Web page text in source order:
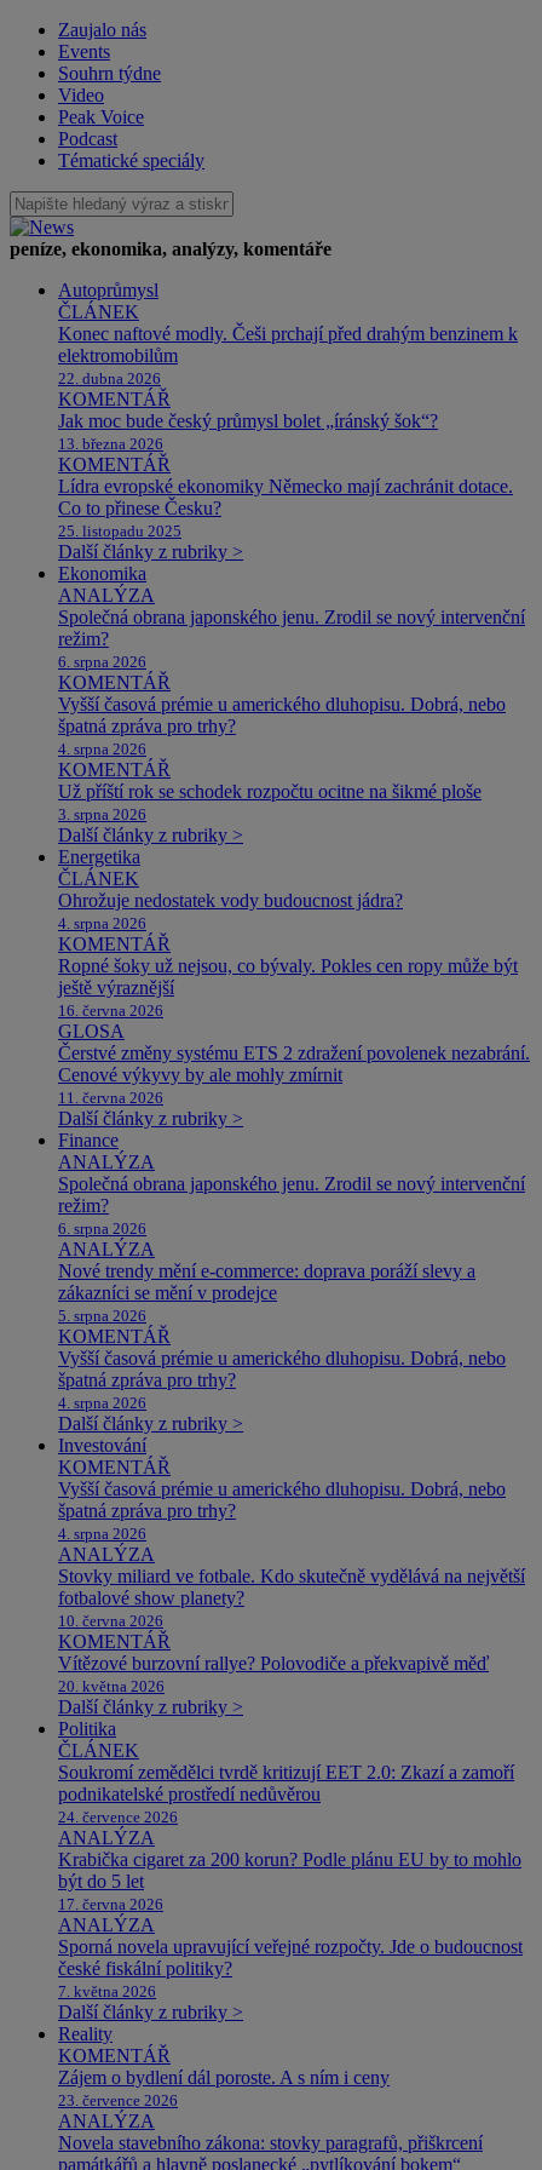
Zaujalo nás
Events
Souhrn týdne
Video
Peak Voice
Podcast
Tématické speciály
peníze, ekonomika, analýzy, komentáře
Autoprůmysl
ČLÁNEK
Konec naftové modly. Češi prchají před drahým benzinem k
elektromobilům
22. dubna 2026
KOMENTÁŘ
Jak moc bude český průmysl bolet „íránský šok“?
13. března 2026
KOMENTÁŘ
Lídra evropské ekonomiky Německo mají zachránit dotace.
Co to přinese Česku?
25. listopadu 2025
Další články z rubriky >
Ekonomika
ANALÝZA
Společná obrana japonského jenu. Zrodil se nový intervenční
režim?
6. srpna 2026
KOMENTÁŘ
Vyšší časová prémie u amerického dluhopisu. Dobrá, nebo
špatná zpráva pro trhy?
4. srpna 2026
KOMENTÁŘ
Už příští rok se schodek rozpočtu ocitne na šikmé ploše
3. srpna 2026
Další články z rubriky >
Energetika
ČLÁNEK
Ohrožuje nedostatek vody budoucnost jádra?
4. srpna 2026
KOMENTÁŘ
Ropné šoky už nejsou, co bývaly. Pokles cen ropy může být
ještě výraznější
16. června 2026
GLOSA
Čerstvé změny systému ETS 2 zdražení povolenek nezabrání.
Cenové výkyvy by ale mohly zmírnit
11. června 2026
Další články z rubriky >
Finance
ANALÝZA
Společná obrana japonského jenu. Zrodil se nový intervenční
režim?
6. srpna 2026
ANALÝZA
Nové trendy mění e-commerce: doprava poráží slevy a
zákazníci se mění v prodejce
5. srpna 2026
KOMENTÁŘ
Vyšší časová prémie u amerického dluhopisu. Dobrá, nebo
špatná zpráva pro trhy?
4. srpna 2026
Další články z rubriky >
Investování
KOMENTÁŘ
Vyšší časová prémie u amerického dluhopisu. Dobrá, nebo
špatná zpráva pro trhy?
4. srpna 2026
ANALÝZA
Stovky miliard ve fotbale. Kdo skutečně vydělává na největší
fotbalové show planety?
10. června 2026
KOMENTÁŘ
Vítězové burzovní rallye? Polovodiče a překvapivě měď
20. května 2026
Další články z rubriky >
Politika
ČLÁNEK
Soukromí zemědělci tvrdě kritizují EET 2.0: Zkazí a zamoří
podnikatelské prostředí nedůvěrou
24. července 2026
ANALÝZA
Krabička cigaret za 200 korun? Podle plánu EU by to mohlo
být do 5 let
17. června 2026
ANALÝZA
Sporná novela upravující veřejné rozpočty. Jde o budoucnost
české fiskální politiky?
7. května 2026
Další články z rubriky >
Reality
KOMENTÁŘ
Zájem o bydlení dál poroste. A s ním i ceny
23. července 2026
ANALÝZA
Novela stavebního zákona: stovky paragrafů, přiškrcení
památkářů a hlavně poslanecké „pytlíkování bokem“